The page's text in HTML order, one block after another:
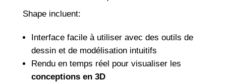
Shape incluent:
Interface facile à utiliser avec des outils de
dessin et de modélisation intuitifs
Rendu en temps réel pour visualiser les
conceptions en 3D